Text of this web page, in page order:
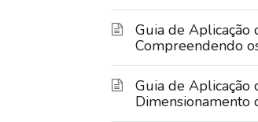
Guia de Aplicação
Compreendendo
Guia de Aplicação
Dimensionamento